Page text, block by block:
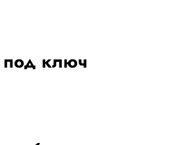
под ключ